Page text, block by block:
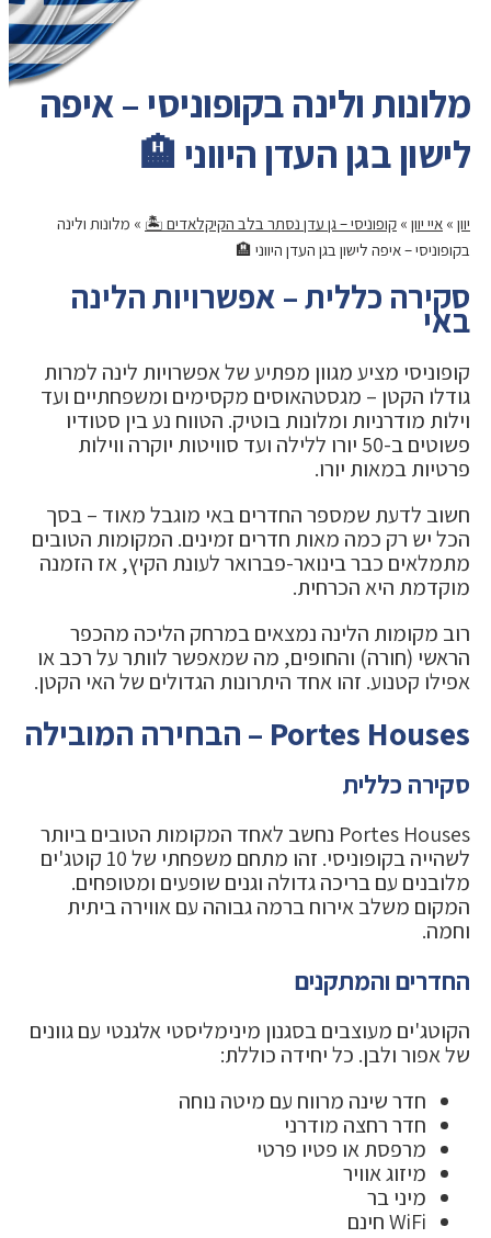
מלונות ולינה בקופוניסי – איפה
לישון בגן העדן היווני 🏨
יוון » איי יוון » קופוניסי – גן עדן נסתר בלב הקיקלאדים 🏝️ » מלונות ולינה
בקופוניסי – איפה לישון בגן העדן היווני 🏨
סקירה כללית – אפשרויות הלינה
באי
קופוניסי מציע מגוון מפתיע של אפשרויות לינה למרות
גודלו הקטן – מגסטהאוסים מקסימים ומשפחתיים ועד
וילות מודרניות ומלונות בוטיק. הטווח נע בין סטודיו
פשוטים ב-50 יורו ללילה ועד סוויטות יוקרה ווילות
פרטיות במאות יורו.
חשוב לדעת שמספר החדרים באי מוגבל מאוד – בסך
הכל יש רק כמה מאות חדרים זמינים. המקומות הטובים
מתמלאים כבר בינואר-פברואר לעונת הקיץ, אז הזמנה
מוקדמת היא הכרחית.
רוב מקומות הלינה נמצאים במרחק הליכה מהכפר
הראשי (חורה) והחופים, מה שמאפשר לוותר על רכב או
אפילו קטנוע. זהו אחד היתרונות הגדולים של האי הקטן.
Portes Houses – הבחירה המובילה
סקירה כללית
Portes Houses נחשב לאחד המקומות הטובים ביותר
לשהייה בקופוניסי. זהו מתחם משפחתי של 10 קוטג'ים
מלובנים עם בריכה גדולה וגנים שופעים ומטופחים.
המקום משלב אירוח ברמה גבוהה עם אווירה ביתית
וחמה.
החדרים והמתקנים
הקוטג'ים מעוצבים בסגנון מינימליסטי אלגנטי עם גוונים
של אפור ולבן. כל יחידה כוללת:
חדר שינה מרווח עם מיטה נוחה
חדר רחצה מודרני
מרפסת או פטיו פרטי
מיזוג אוויר
מיני בר
WiFi חינם